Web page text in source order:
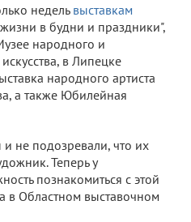
недель выставкам
в будни и праздники",
народного и
в Липецке
народного артиста
а также Юбилейная
не подозревали, что их
Теперь у
познакомиться с этой
в Областном выставочном